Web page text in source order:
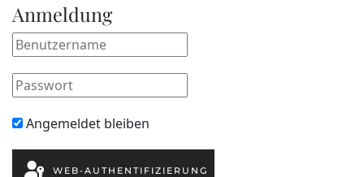
Anmeldung
Angemeldet bleiben
WEB-AUTHENTIFIZIERUNG